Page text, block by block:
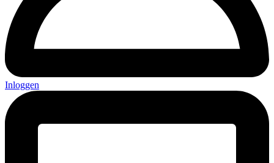
Inloggen